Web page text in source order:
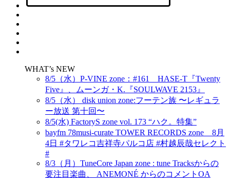
WHAT’s NEW
8/5（水）P-VINE zone：#161 HASE-T『Twenty
Five』、ムーンガ・K.『SOULWAVE 2153』
8/5（水） disk union zone:フーテン族 〜レギュラ
ー放送 第十回〜
8/5(水) FactoryS zone vol. 173 “ハク。特集”
bayfm 78musi-curate TOWER RECORDS zone 8月
4日 #タワレコ吉祥寺パルコ店 #村越辰哉セレクト
#
8/3（月）TuneCore Japan zone : tune Tracksからの
要注目楽曲、 ANEMONÉ からのコメントOA